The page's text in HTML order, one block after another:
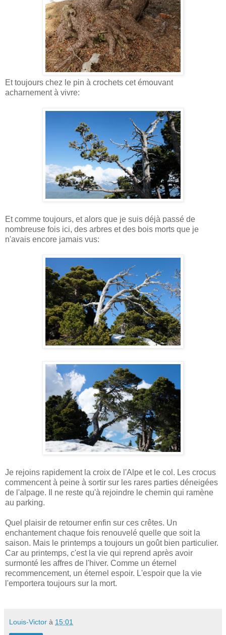
Et toujours chez le pin à crochets cet émouvant
acharnement à vivre:
Et comme toujours, et alors que je suis déjà passé de
nombreuse fois ici, des arbres et des bois morts que je
n'avais encore jamais vus:
Je rejoins rapidement la croix de l'Alpe et le col. Les crocus
commencent à peine à sortir sur les rares parties déneigées
de l'alpage. Il ne reste qu'à rejoindre le chemin qui ramène
au parking.
Quel plaisir de retourner enfin sur ces crêtes. Un
enchantement chaque fois renouvelé quelle que soit la
saison. Mais le printemps a toujours un goût bien particulier.
Car au printemps, c'est la vie qui reprend après avoir
surmonté les affres de l'hiver. Comme un éternel
recommencement, un éternel espoir. L'espoir que la vie
l'emportera toujours sur la mort.
Louis-Victor à 15:01